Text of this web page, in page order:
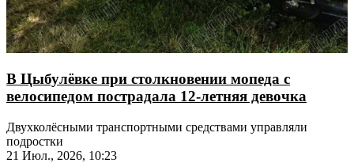
В Цыбулёвке при столкновении мопеда с
велосипедом пострадала 12-летняя девочка
Двухколёсными транспортными средствами управляли
подростки
21 Июл., 2026, 10:23